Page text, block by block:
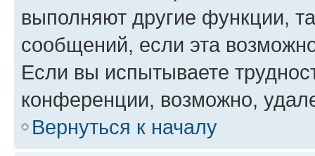
выполняют другие функции,
сообщений, если эта
Если вы испытываете
конференции, возможно,
Вернуться к началу